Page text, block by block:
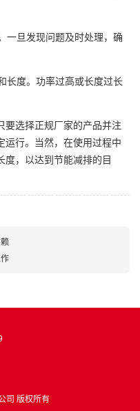
一旦发现问题及时处理，确
长度。功率过高或长度过长
要选择正规厂家的产品并注
运行。当然，在使用过程中
，以达到节能减排的目
司 版权所有